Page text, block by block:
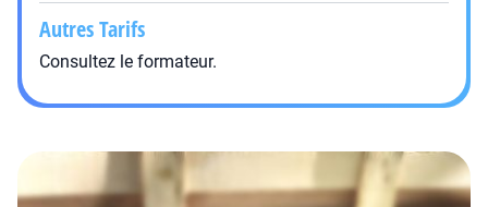
Autres Tarifs
Consultez le formateur.